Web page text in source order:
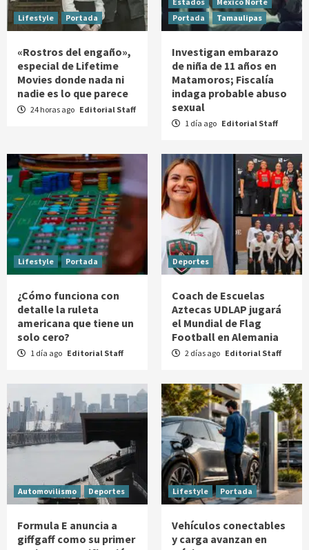
Lifestyle Portada
«Rostros del engaño»,
especial de Lifetime
Movies donde nada ni
nadie es lo que parece
24 horas ago Editorial Staff
Portada
Tamaulipas
Investigan embarazo
de niña de 11 años en
Matamoros; Fiscalía
indaga probable abuso
sexual
1 día ago Editorial Staff
Lifestyle Portada
¿Cómo funciona con
detalle la ruleta
americana que tiene un
solo cero?
1 día ago Editorial Staff
Deportes
Coach de Escuelas
Aztecas UDLAP jugará
el Mundial de Flag
Football en Alemania
2 días ago Editorial Staff
Automovilismo Deportes
Formula E anuncia a
giffgaff como su primer
Lifestyle Portada
Vehículos conectables
y carga avanzan en